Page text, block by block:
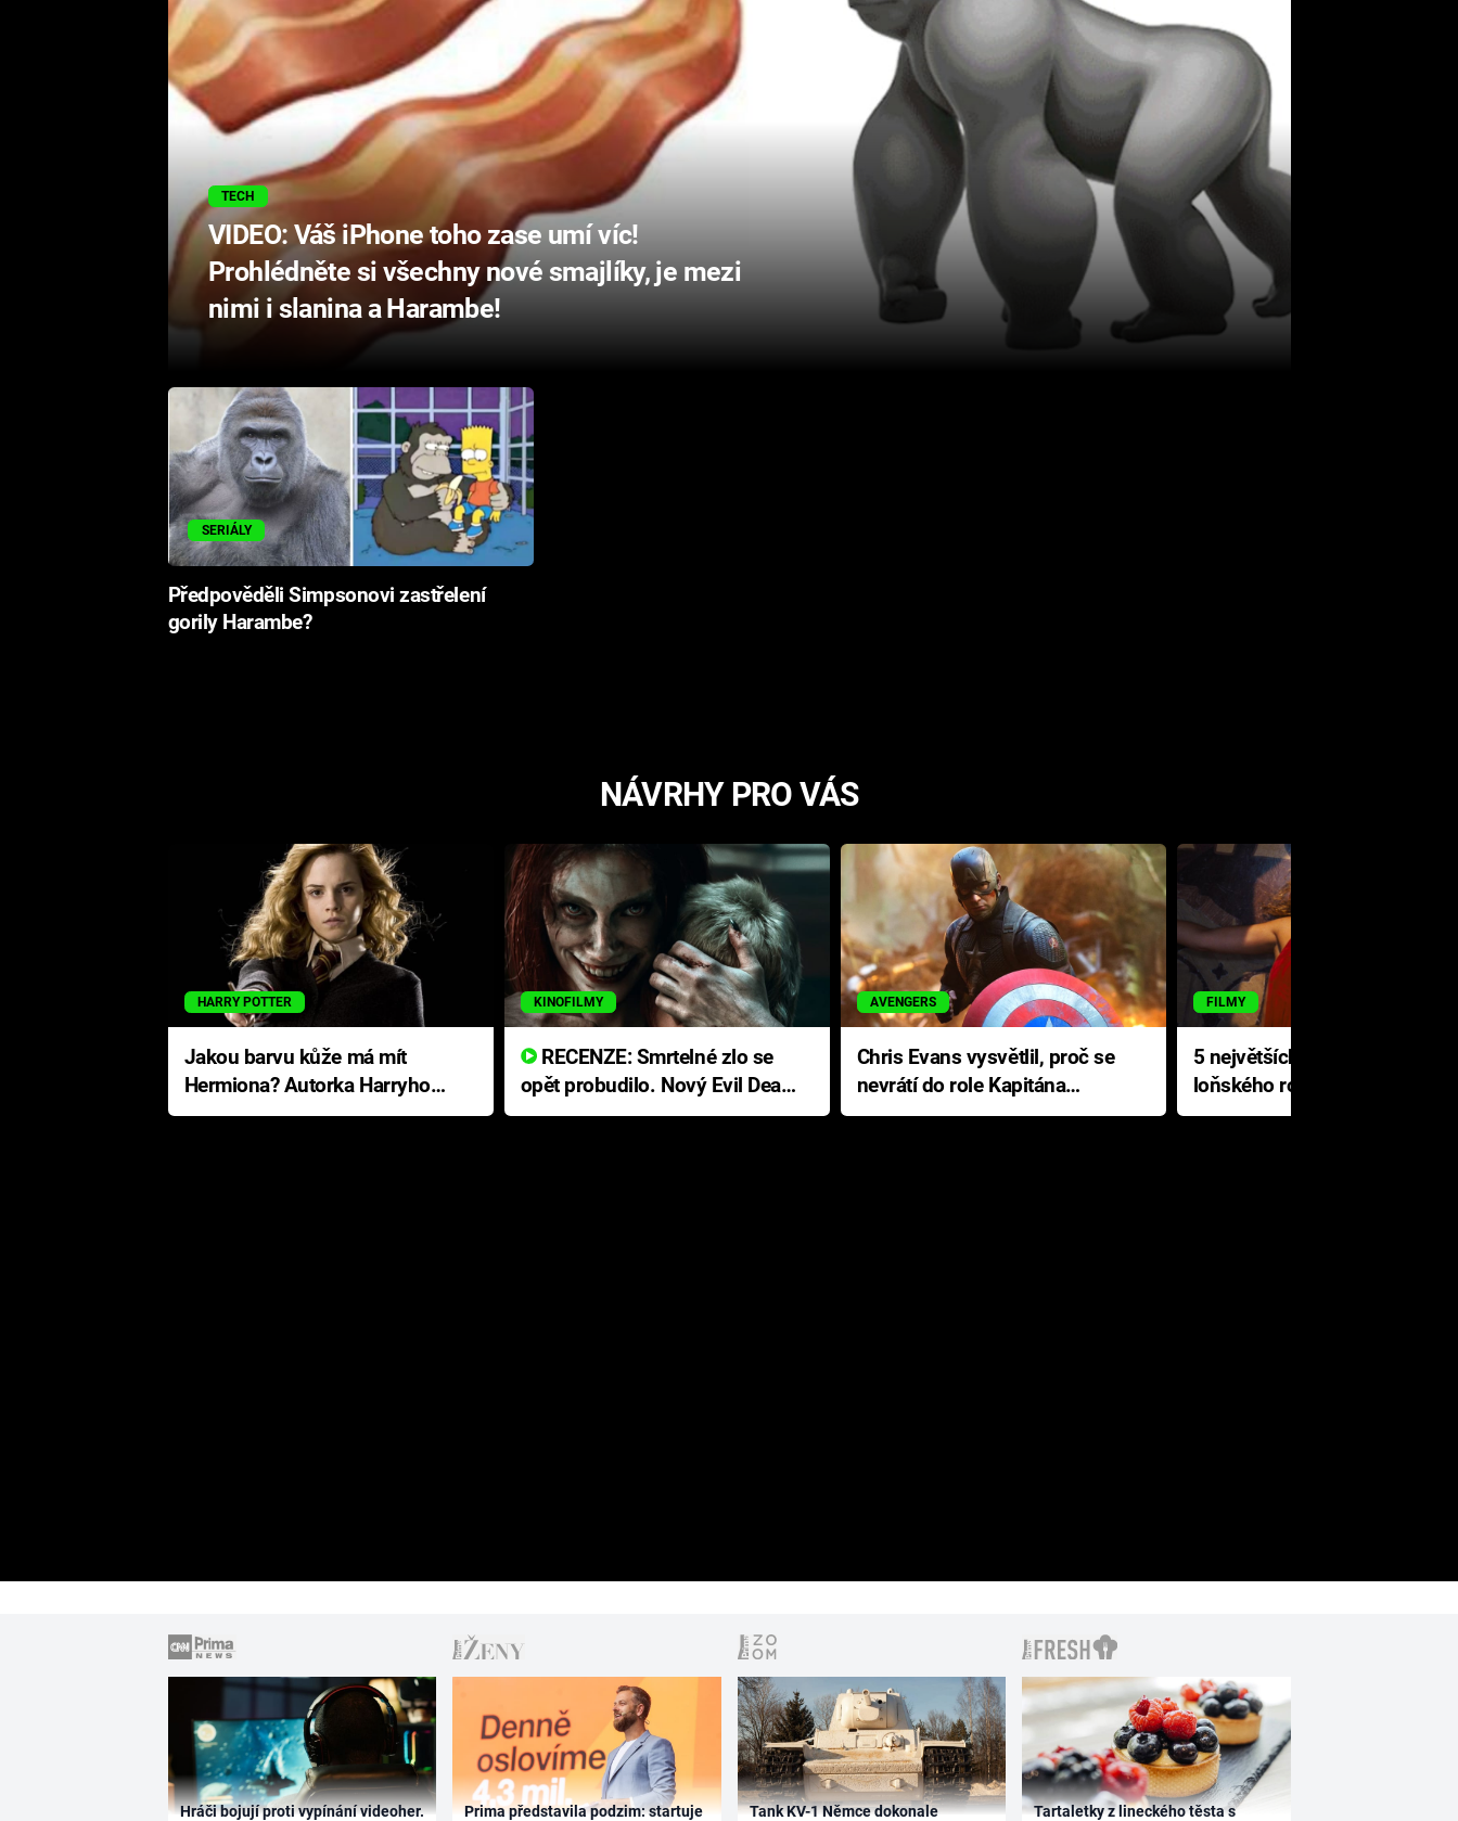
TECH
VIDEO: Váš iPhone toho zase umí víc!
Prohlédněte si všechny nové smajlíky, je mezi
nimi i slanina a Harambe!
SERIÁLY
Předpověděli Simpsonovi zastřelení
gorily Harambe?
NÁVRHY PRO VÁS
HARRY POTTER
Jakou barvu kůže má mít
Hermiona? Autorka Harryho
Pottera přišla s ráznou
KINOFILMY
RECENZE: Smrtelné zlo se
opět probudilo. Nový Evil Dead
přichází s neodolatelnou
AVENGERS
Chris Evans vysvětlil, proč se
nevrátí do role Kapitána
Ameriky
FILMY
5 největších propadáků
loňského roku: Disney na
jediné katastrofě prodělal 200
Hráči bojují proti vypínání videoher.
Prima představila podzim: startuje
Tank KV-1 Němce dokonale
Tartaletky z lineckého těsta s